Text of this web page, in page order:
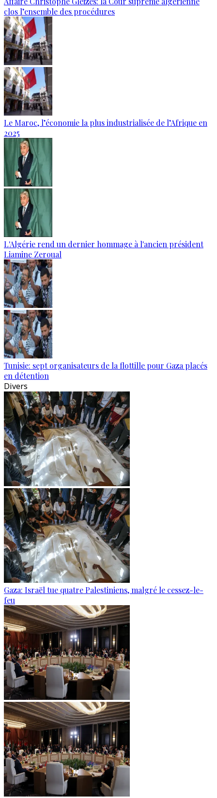
clos l’ensemble des procédures
Le Maroc, l’économie la plus industrialisée de l’Afrique en
2025
L'Algérie rend un dernier hommage à l'ancien président
Liamine Zeroual
Tunisie: sept organisateurs de la flottille pour Gaza placés
en détention
Divers
Gaza: Israël tue quatre Palestiniens, malgré le cessez-le-
feu